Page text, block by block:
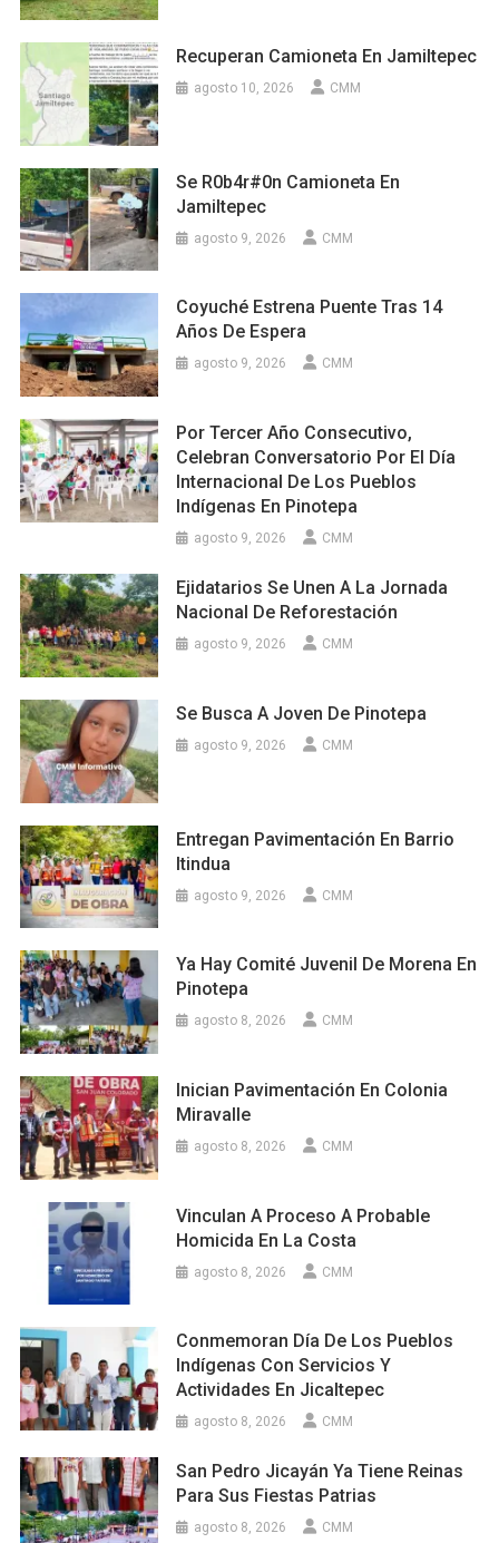
Recuperan Camioneta En Jamiltepec
agosto 10, 2026 CMM
Se R0b4r#0n Camioneta En
Jamiltepec
agosto 9, 2026 CMM
Coyuché Estrena Puente Tras 14
Años De Espera
agosto 9, 2026 CMM
Por Tercer Año Consecutivo,
Celebran Conversatorio Por El Día
Internacional De Los Pueblos
Indígenas En Pinotepa
agosto 9, 2026 CMM
Ejidatarios Se Unen A La Jornada
Nacional De Reforestación
agosto 9, 2026 CMM
Se Busca A Joven De Pinotepa
agosto 9, 2026 CMM
Entregan Pavimentación En Barrio
Itindua
agosto 9, 2026 CMM
Ya Hay Comité Juvenil De Morena En
Pinotepa
agosto 8, 2026 CMM
Inician Pavimentación En Colonia
Miravalle
agosto 8, 2026 CMM
Vinculan A Proceso A Probable
Homicida En La Costa
agosto 8, 2026 CMM
Conmemoran Día De Los Pueblos
Indígenas Con Servicios Y
Actividades En Jicaltepec
agosto 8, 2026 CMM
San Pedro Jicayán Ya Tiene Reinas
Para Sus Fiestas Patrias
agosto 8, 2026 CMM